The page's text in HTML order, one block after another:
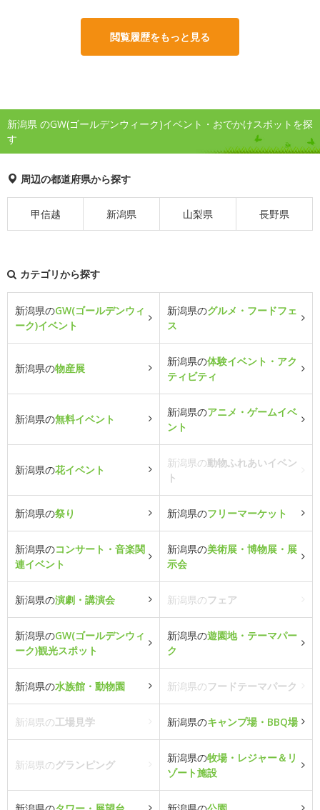
閲覧履歴をもっと見る
新潟県 のGW(ゴールデンウィーク)イベント・おでかけスポットを探
す
周辺の都道府県から探す
甲信越 新潟県 山梨県 長野県
カテゴリから探す
新潟県のGW(ゴールデンウィ
ーク)イベント
新潟県のグルメ・フードフェ
ス
新潟県の物産展
新潟県の体験イベント・アク
ティビティ
新潟県の無料イベント
新潟県のアニメ・ゲームイベ
ント
新潟県の花イベント
新潟県の動物ふれあいイベン
ト
新潟県の祭り 新潟県のフリーマーケット
新潟県のコンサート・音楽関
連イベント
新潟県の美術展・博物展・展
示会
新潟県の演劇・講演会 新潟県のフェア
新潟県のGW(ゴールデンウィ
ーク)観光スポット
新潟県の遊園地・テーマパー
ク
新潟県の水族館・動物園 新潟県のフードテーマパーク
新潟県の工場見学 新潟県のキャンプ場・BBQ場
新潟県のグランピング
新潟県の牧場・レジャー＆リ
ゾート施設